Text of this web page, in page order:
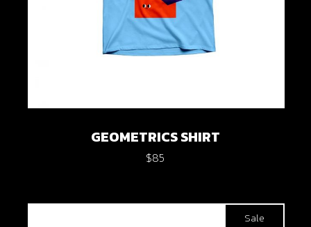
GEOMETRICS SHIRT
$85
Sale